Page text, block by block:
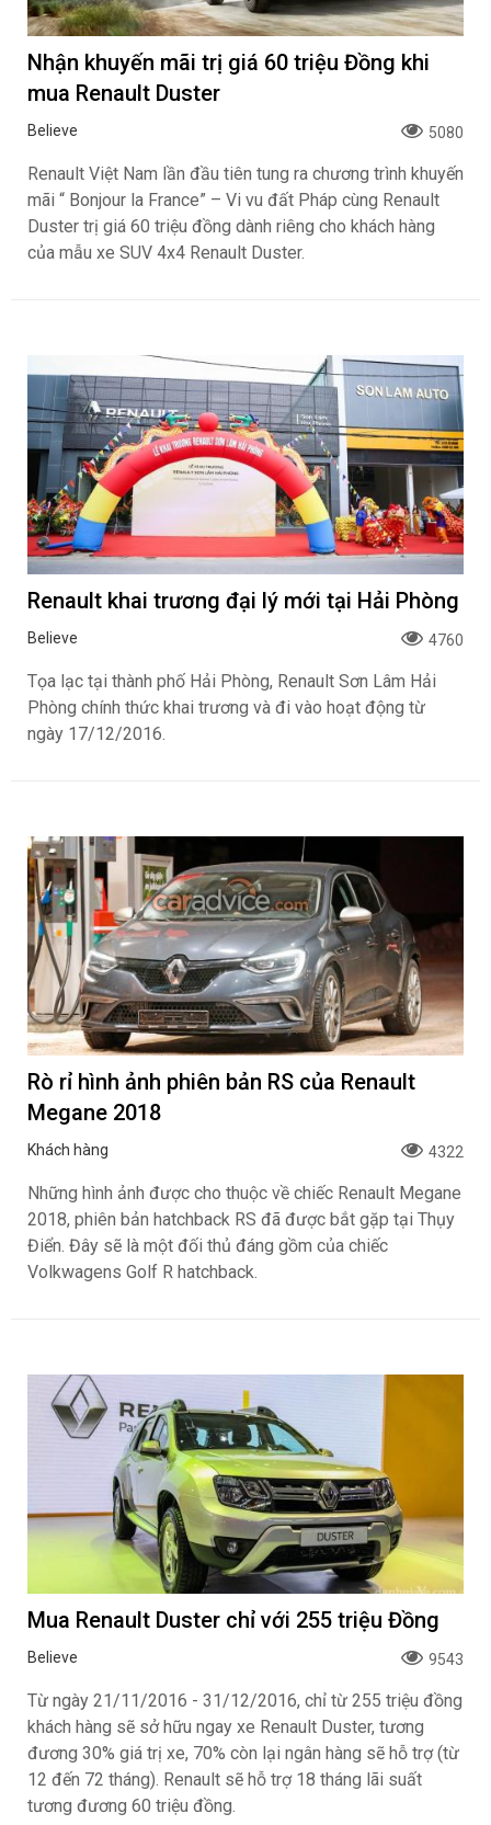
Nhận khuyến mãi trị giá 60 triệu Đồng khi
mua Renault Duster
Believe 5080
Renault Việt Nam lần đầu tiên tung ra chương trình khuyến
mãi “ Bonjour la France” – Vi vu đất Pháp cùng Renault
Duster trị giá 60 triệu đồng dành riêng cho khách hàng
của mẫu xe SUV 4x4 Renault Duster.
Renault khai trương đại lý mới tại Hải Phòng
Believe 4760
Tọa lạc tại thành phố Hải Phòng, Renault Sơn Lâm Hải
Phòng chính thức khai trương và đi vào hoạt động từ
ngày 17/12/2016.
Rò rỉ hình ảnh phiên bản RS của Renault
Megane 2018
Khách hàng 4322
Những hình ảnh được cho thuộc về chiếc Renault Megane
2018, phiên bản hatchback RS đã được bắt gặp tại Thụy
Điển. Đây sẽ là một đối thủ đáng gồm của chiếc
Volkwagens Golf R hatchback.
Mua Renault Duster chỉ với 255 triệu Đồng
Believe 9543
Từ ngày 21/11/2016 - 31/12/2016, chỉ từ 255 triệu đồng
khách hàng sẽ sở hữu ngay xe Renault Duster, tương
đương 30% giá trị xe, 70% còn lại ngân hàng sẽ hỗ trợ (từ
12 đến 72 tháng). Renault sẽ hỗ trợ 18 tháng lãi suất
tương đương 60 triệu đồng.